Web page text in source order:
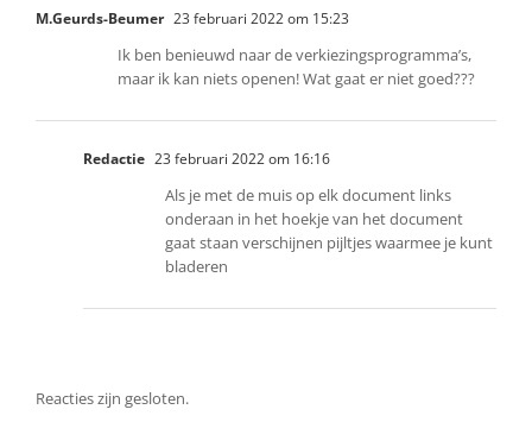
M.Geurds-Beumer 23 februari 2022 om 15:23
Ik ben benieuwd naar de verkiezingsprogramma’s,
maar ik kan niets openen! Wat gaat er niet goed???
Redactie 23 februari 2022 om 16:16
Als je met de muis op elk document links
onderaan in het hoekje van het document
gaat staan verschijnen pijltjes waarmee je kunt
bladeren
Reacties zijn gesloten.